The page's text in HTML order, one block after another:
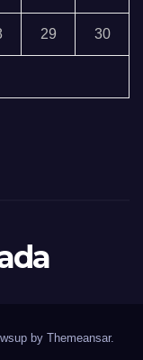
29 30
by Themeansar.